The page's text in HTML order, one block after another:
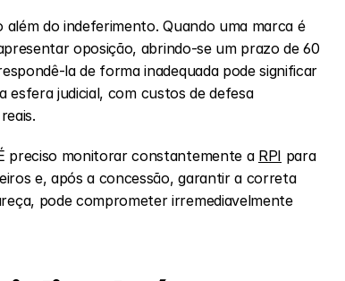
do indeferimento. Quando uma marca é
oposição, abrindo-se um prazo de 60
la de forma inadequada pode significar
esfera judicial, com custos de defesa
preciso monitorar constantemente a RPI para
e, após a concessão, garantir a correta
pode comprometer irremediavelmente